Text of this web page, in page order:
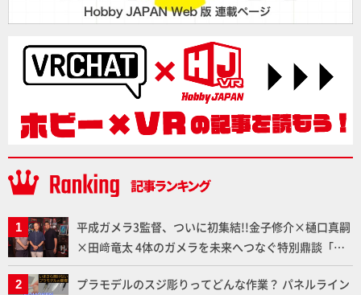
平成ガメラ3監督、ついに初集結!!金子修介×樋口真嗣
×田﨑竜太 4体のガメラを未来へつなぐ特別鼎談「ガ
メラ永久保存化プロジェクト FINAL」
プラモデルのスジ彫りってどんな作業？ パネルライン